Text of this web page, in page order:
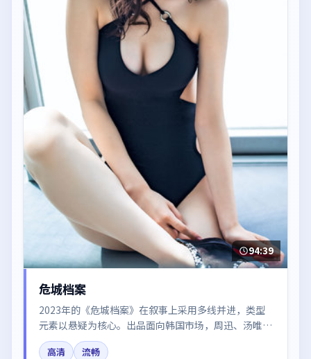
94:39
危城档案
2023年的《危城档案》在叙事上采用多线并进，类型
元素以悬疑为核心。出品面向韩国市场，周迅、汤唯、
王凯所饰角色推动关键反转，结尾留白引发讨论。
高清 流畅